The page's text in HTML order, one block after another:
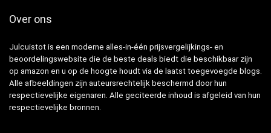
Over ons
Julcuistot is een moderne alles-in-één prijsvergelijkings- en
beoordelingswebsite die de beste deals biedt die beschikbaar zijn
op amazon en u op de hoogte houdt via de laatst toegevoegde blogs.
Alle afbeeldingen zijn auteursrechtelijk beschermd door hun
respectievelijke eigenaren. Alle geciteerde inhoud is afgeleid van hun
respectievelijke bronnen.